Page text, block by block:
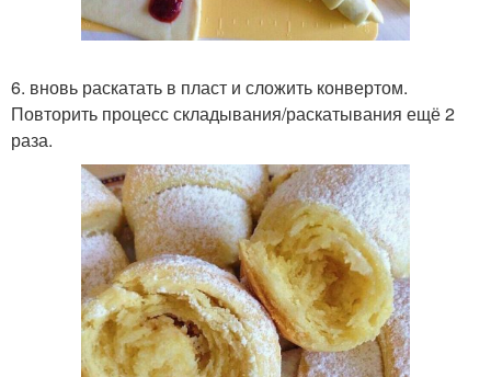
6. вновь раскатать в пласт и сложить конвертом.
Повторить процесс складывания/раскатывания ещё 2
раза.